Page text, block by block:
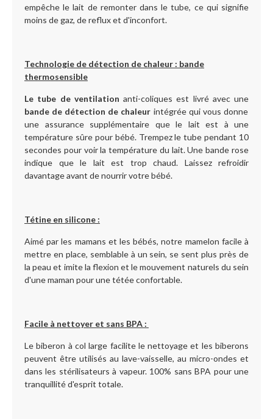
empêche le lait de remonter dans le tube, ce qui signifie
moins de gaz, de reflux et d'inconfort.
Technologie de détection de chaleur : bande
thermosensible
Le tube de ventilation anti-coliques est livré avec une
bande de détection de chaleur intégrée qui vous donne
une assurance supplémentaire que le lait est à une
température sûre pour bébé. Trempez le tube pendant 10
secondes pour voir la température du lait. Une bande rose
indique que le lait est trop chaud. Laissez refroidir
davantage avant de nourrir votre bébé.
Tétine en silicone :
Aimé par les mamans et les bébés, notre mamelon facile à
mettre en place, semblable à un sein, se sent plus près de
la peau et imite la flexion et le mouvement naturels du sein
d'une maman pour une tétée confortable.
Facile à nettoyer et sans BPA :
Le biberon à col large facilite le nettoyage et les biberons
peuvent être utilisés au lave-vaisselle, au micro-ondes et
dans les stérilisateurs à vapeur. 100% sans BPA pour une
tranquillité d'esprit totale.